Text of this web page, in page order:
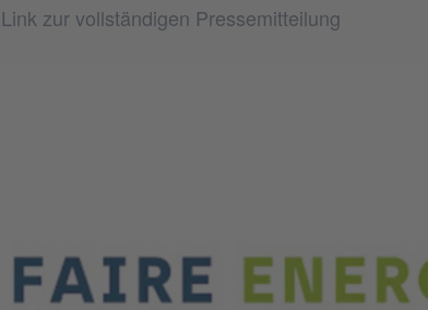
Link zur vollständigen Pressemitteilung